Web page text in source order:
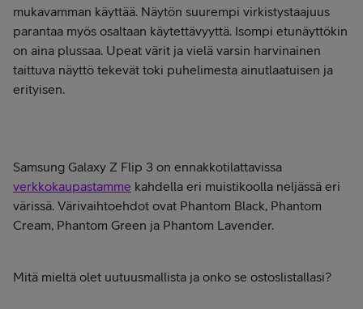
mukavamman käyttää. Näytön suurempi virkistystaajuus
parantaa myös osaltaan käytettävyyttä. Isompi etunäyttökin
on aina plussaa. Upeat värit ja vielä varsin harvinainen
taittuva näyttö tekevät toki puhelimesta ainutlaatuisen ja
erityisen.
Samsung Galaxy Z Flip 3 on ennakkotilattavissa
verkkokaupastamme kahdella eri muistikoolla neljässä eri
värissä. Värivaihtoehdot ovat Phantom Black, Phantom
Cream, Phantom Green ja Phantom Lavender.
Mitä mieltä olet uutuusmallista ja onko se ostoslistallasi?